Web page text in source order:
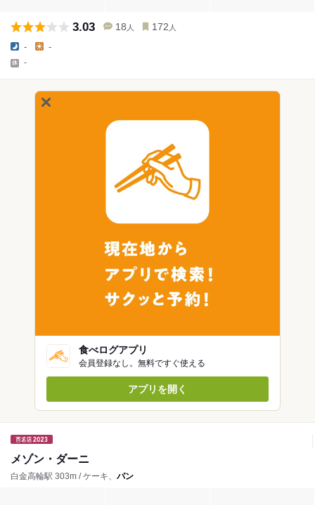
3.03 18 人 172 人
- -
-
食べログアプリ
会員登録なし。無料ですぐ使える
アプリを開く
メゾン・ダーニ
白金高輪駅 303m / ケーキ、 パン